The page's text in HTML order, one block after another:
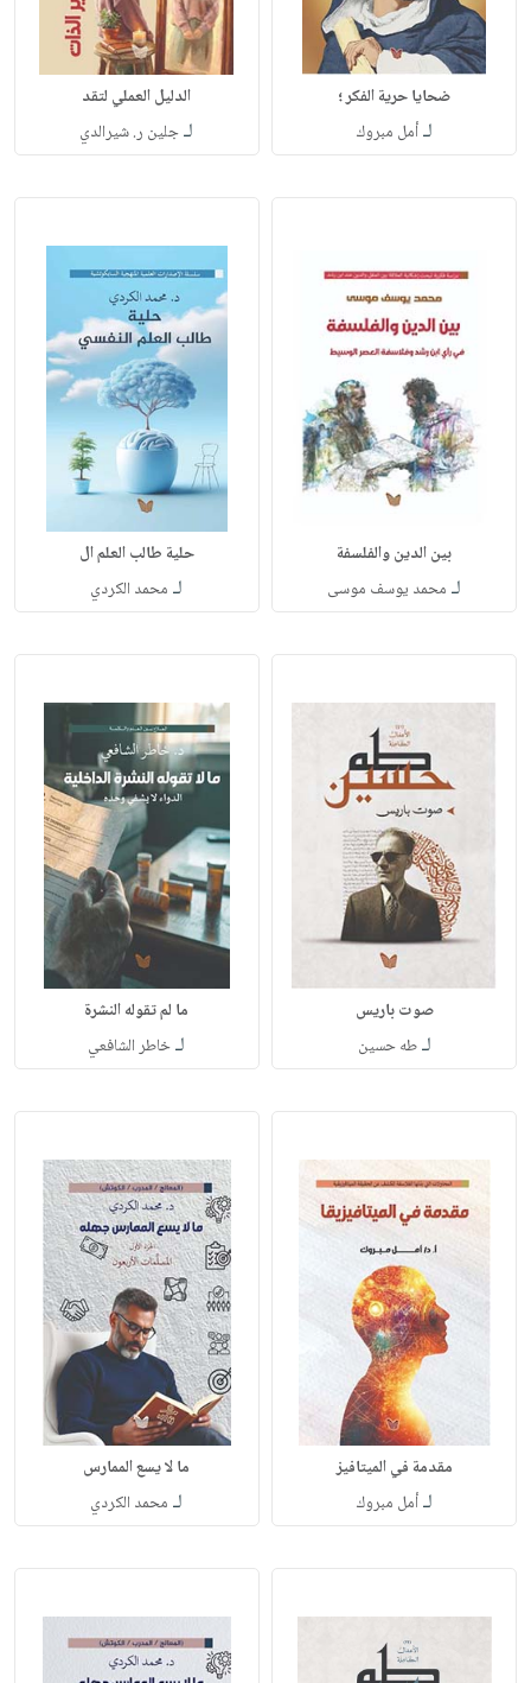
ضحايا حرية الفكر ؛
لـأمل مبروك
الدليل العملي لتقد
لـجلين ر. شيرالدي
بين الدين والفلسفة
لـ محمد يوسف موسى
حلية طالب العلم ال
لـ محمد الكردي
صوت باريس
لـطه حسين
ما لم تقوله النشرة
لـخاطر الشافعي
مقدمة في الميتافيز
لـأمل مبروك
ما لا يسع الممارس
لـ محمد الكردي